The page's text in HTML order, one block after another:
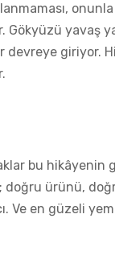
Gökyüzü
devreye giriyor.
bu hikâyenin
doğru ürünü,
Ve en güzeli